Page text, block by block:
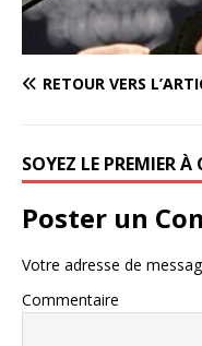
RETOUR VERS
SOYEZ LE PREMIER
Poster un
Votre adresse de
Commentaire